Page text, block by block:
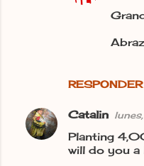
RESPONDER
Catalin
Planting
will do you